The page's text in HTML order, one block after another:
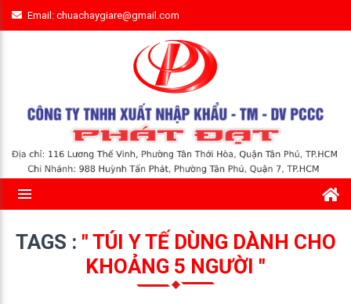
Email: chuachaygiare@gmail.com
TAGS : " TÚI Y TẾ DÙNG DÀNH CHO
KHOẢNG 5 NGƯỜI "